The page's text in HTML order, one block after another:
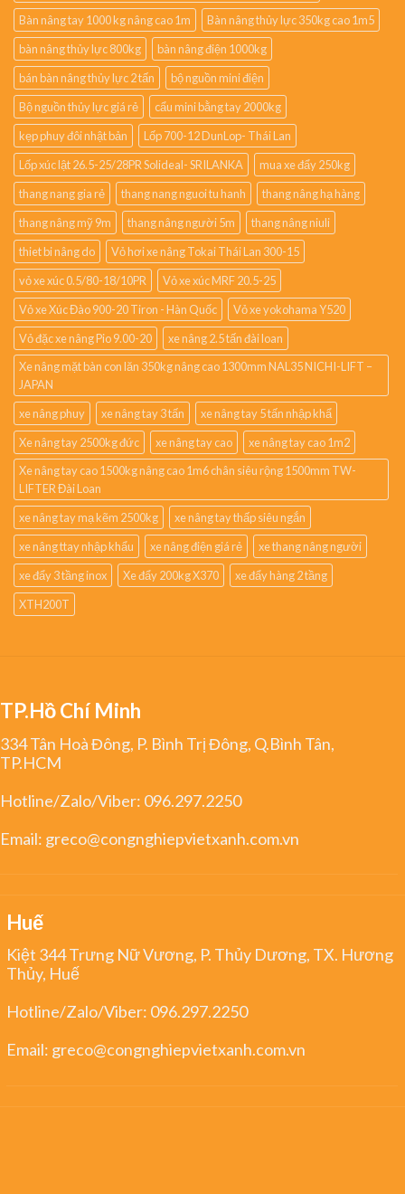
Bàn nâng tay 1000 kg nâng cao 1m
Bàn nâng thủy lực 350kg cao 1m5
bàn nâng thủy lực 800kg
bàn nâng điện 1000kg
bán bàn nâng thủy lực 2 tấn
bộ nguồn mini điện
Bộ nguồn thủy lực giá rẻ
cẩu mini bằng tay 2000kg
kẹp phuy đôi nhật bản
Lốp 700-12 DunLop- Thái Lan
Lốp xúc lật 26.5-25/28PR Solideal- SRILANKA
mua xe đẩy 250kg
thang nang gia rẻ
thang nang nguoi tu hanh
thang nâng hạ hàng
thang nâng mỹ 9m
thang nâng người 5m
thang nâng niuli
thiet bi nâng do
Vỏ hơi xe nâng Tokai Thái Lan 300-15
vỏ xe xúc 0.5/80-18/10PR
Vỏ xe xúc MRF 20.5-25
Vỏ xe Xúc Đào 900-20 Tiron - Hàn Quốc
Vỏ xe yokohama Y520
Vỏ đặc xe nâng Pio 9.00-20
xe nâng 2.5 tấn đài loan
Xe nâng mặt bàn con lăn 350kg nâng cao 1300mm NAL35 NICHI-LIFT –
JAPAN
xe nâng phuy
xe nâng tay 3 tấn
xe nâng tay 5 tấn nhập khẩ
Xe nâng tay 2500kg đức
xe nâng tay cao
xe nâng tay cao 1m2
Xe nâng tay cao 1500kg nâng cao 1m6 chân siêu rộng 1500mm TW-
LIFTER Đài Loan
xe nâng tay mạ kẽm 2500kg
xe nâng tay thấp siêu ngắn
xe nâng ttay nhập khẩu
xe nâng điện giá rẻ
xe thang nâng người
xe đẩy 3 tầng inox
Xe đẩy 200kg X370
xe đẩy hàng 2 tầng
XTH200T
TP.Hồ Chí Minh
334 Tân Hoà Đông, P. Bình Trị Đông, Q.Bình Tân,
TP.HCM
Hotline/Zalo/Viber: 096.297.2250
Email: greco@congnghiepvietxanh.com.vn
Huế
Kiệt 344 Trưng Nữ Vương, P. Thủy Dương, TX. Hương
Thủy, Huế
Hotline/Zalo/Viber: 096.297.2250
Email: greco@congnghiepvietxanh.com.vn